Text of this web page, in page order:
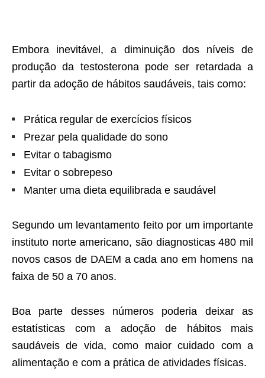
Embora inevitável, a diminuição dos níveis de
produção da testosterona pode ser retardada a
partir da adoção de hábitos saudáveis, tais como:
Prática regular de exercícios físicos
Prezar pela qualidade do sono
Evitar o tabagismo
Evitar o sobrepeso
Manter uma dieta equilibrada e saudável
Segundo um levantamento feito por um importante
instituto norte americano, são diagnosticas 480 mil
novos casos de DAEM a cada ano em homens na
faixa de 50 a 70 anos.
Boa parte desses números poderia deixar as
estatísticas com a adoção de hábitos mais
saudáveis de vida, como maior cuidado com a
alimentação e com a prática de atividades físicas.